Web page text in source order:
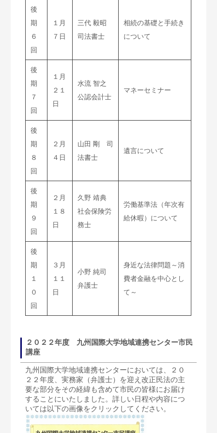
後
期
６
回
１月
７日
三代 毅昭
司法書士
相続の基礎と手続き
について
後
期
７
回
１月
２１
日
水流 智之
公認会計士
マネーセミナー
後
期
８
回
２月
４日
山田 剛 司
法書士
遺言について
後
期
９
回
２月
１８
日
久野 靖典
社会保険労
務士
労働基準法（年次有
給休暇）について
後
期
１
０
回
３月
１１
日
小野 純司
弁護士
身近な法律問題～消
費者金融を中心とし
て～
２０２２年度 九州国際大学地域連携センター市民
講座
九州国際大学地域連携センターにおいては、２０
２２年度、実務家（弁護士）を迎え改正民法の主
要な部分をその経緯も含めて市民の皆様にお届け
することにいたしました。詳しい日程や内容につ
いては以下の画像をクリックしてください。